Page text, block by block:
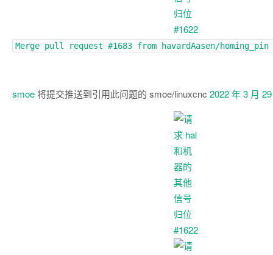
Merge pull request #1683 from havardAasen/homing_pin
smoe将提交推送到引用此问题的 smoe/linuxcnc 2022 年 3 月